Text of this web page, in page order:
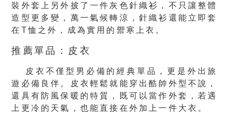
裝外套上另外披了一件灰色針織衫，不只讓整體
造型更多變，萬一氣候轉涼，針織衫還能立即套
在T恤之外，成為實用的禦寒上衣。
推薦單品：皮衣
皮衣不僅型男必備的經典單品，更是外出旅
遊必備良伴。皮衣輕鬆就能穿出酷帥外型不說，
還具有防風保暖的特質，既可以當作外套，若遇
上更冷的天氣，也能直接在外加上一件大衣。